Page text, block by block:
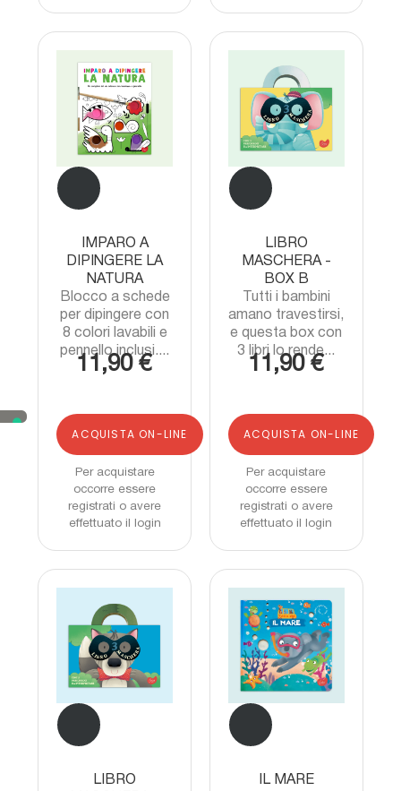
IMPARO A
DIPINGERE LA
NATURA
Blocco a schede
per dipingere con
8 colori lavabili e
pennello inclusi....
11,90 €
ACQUISTA ON-LINE
Per acquistare
occorre essere
registrati o avere
effettuato il login
LIBRO
MASCHERA -
BOX B
Tutti i bambini
amano travestirsi,
e questa box con
3 libri lo rende...
11,90 €
ACQUISTA ON-LINE
Per acquistare
occorre essere
registrati o avere
effettuato il login
LIBRO
IL MARE